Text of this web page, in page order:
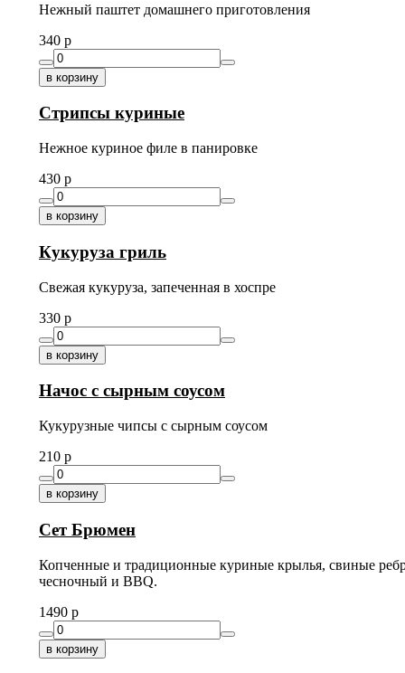
Нежный паштет домашнего приготовления
340 p
в корзину
Стрипсы куриные
Нежное куриное филе в панировке
430 p
в корзину
Кукуруза гриль
Свежая кукуруза, запеченная в хоспре
330 p
в корзину
Начос с сырным соусом
Кукурузные чипсы с сырным соусом
210 p
в корзину
Сет Брюмен
Копченные и традиционные куриные крылья, свиные
чесночный и BBQ.
1490 p
в корзину